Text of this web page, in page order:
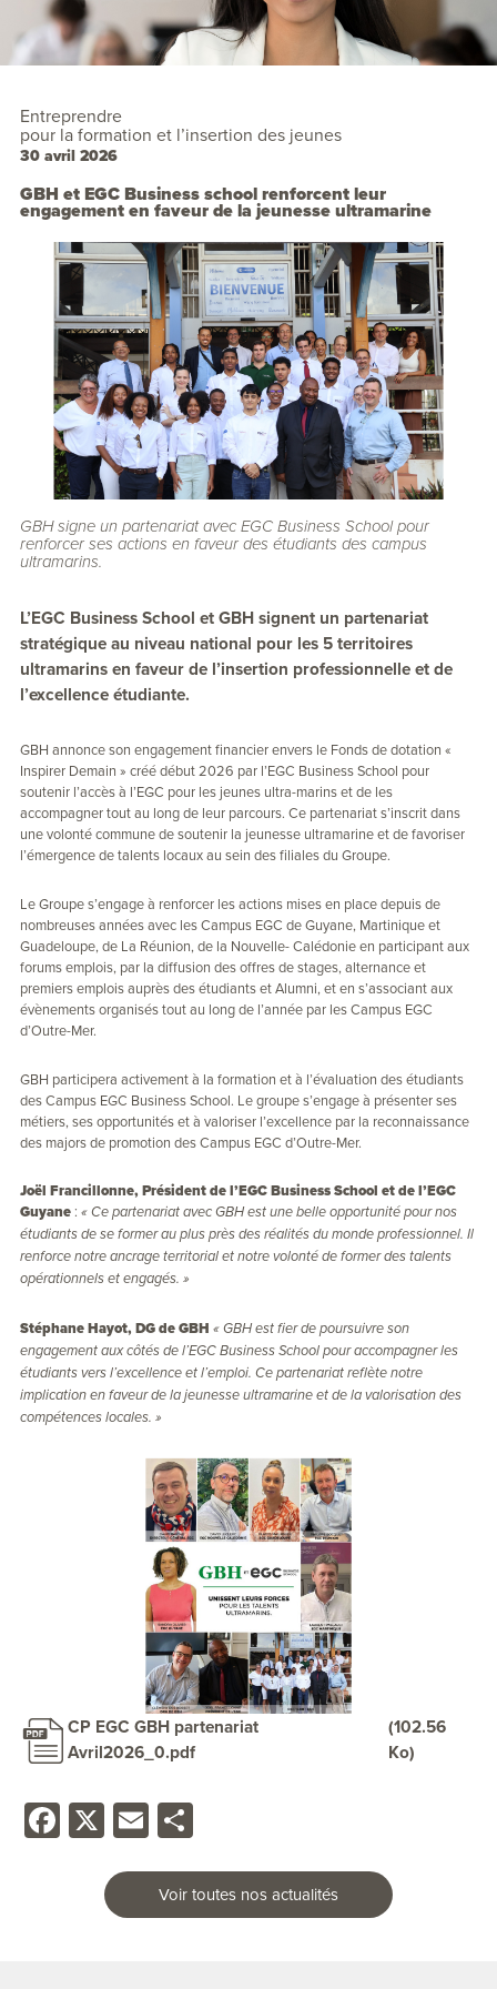
GBH et EGC Business school renforcent leur
engagement en faveur de la jeunesse ultramarine
Entreprendre
pour la formation et l’insertion des jeunes
30 avril 2026
GBH signe un partenariat avec EGC Business School pour
renforcer ses actions en faveur des étudiants des campus
ultramarins.
L’EGC Business School et GBH signent un partenariat
stratégique au niveau national pour les 5 territoires
ultramarins en faveur de l’insertion professionnelle et de
l’excellence étudiante.
GBH annonce son engagement financier envers le Fonds de dotation «
Inspirer Demain » créé début 2026 par l’EGC Business School pour
soutenir l’accès à l’EGC pour les jeunes ultra-marins et de les
accompagner tout au long de leur parcours. Ce partenariat s’inscrit dans
une volonté commune de soutenir la jeunesse ultramarine et de favoriser
l’émergence de talents locaux au sein des filiales du Groupe.
Le Groupe s’engage à renforcer les actions mises en place depuis de
nombreuses années avec les Campus EGC de Guyane, Martinique et
Guadeloupe, de La Réunion, de la Nouvelle- Calédonie en participant aux
forums emplois, par la diffusion des offres de stages, alternance et
premiers emplois auprès des étudiants et Alumni, et en s’associant aux
évènements organisés tout au long de l’année par les Campus EGC
d’Outre-Mer.
GBH participera activement à la formation et à l’évaluation des étudiants
des Campus EGC Business School. Le groupe s’engage à présenter ses
métiers, ses opportunités et à valoriser l’excellence par la reconnaissance
des majors de promotion des Campus EGC d’Outre-Mer.
Joël Francillonne, Président de l’EGC Business School et de l’EGC
Guyane : « Ce partenariat avec GBH est une belle opportunité pour nos
étudiants de se former au plus près des réalités du monde professionnel. Il
renforce notre ancrage territorial et notre volonté de former des talents
opérationnels et engagés. »
Stéphane Hayot, DG de GBH « GBH est fier de poursuivre son
engagement aux côtés de l’EGC Business School pour accompagner les
étudiants vers l’excellence et l’emploi. Ce partenariat reflète notre
implication en faveur de la jeunesse ultramarine et de la valorisation des
compétences locales. »
CP EGC GBH partenariat
Avril2026_0.pdf
(102.56
Ko)
Facebook
X Email
Voir toutes nos actualités